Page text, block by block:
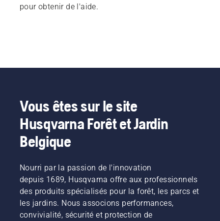
pour obtenir de l'aide.
Vous êtes sur le site
Husqvarna Forêt et Jardin
Belgique
Nourri par la passion de l'innovation
depuis 1689, Husqvarna offre aux professionnels
des produits spécialisés pour la forêt, les parcs et
les jardins. Nous associons performances,
convivialité, sécurité et protection de